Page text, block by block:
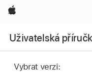
Apple
Uživatelská
Vybrat verzi: